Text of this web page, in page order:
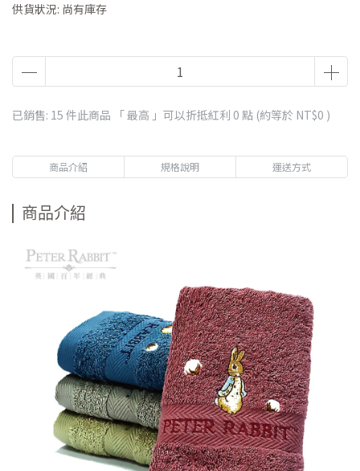
供貨狀況: 尚有庫存
已銷售: 15 件此商品 「 最高 」可以折抵紅利 0 點 (約等於 NT$0 )
商品介紹 規格說明 運送方式
商品介紹